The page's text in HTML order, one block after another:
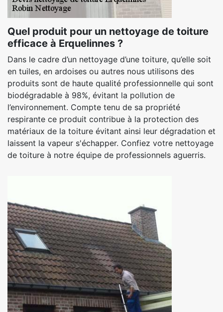
Quel produit pour un nettoyage de toiture
efficace à Erquelinnes ?
Dans le cadre d’un nettoyage d’une toiture, qu’elle soit
en tuiles, en ardoises ou autres nous utilisons des
produits sont de haute qualité professionnelle qui sont
biodégradable à 98%, évitant la pollution de
l’environnement. Compte tenu de sa propriété
respirante ce produit contribue à la protection des
matériaux de la toiture évitant ainsi leur dégradation et
laissent la vapeur s'échapper. Confiez votre nettoyage
de toiture à notre équipe de professionnels aguerris.